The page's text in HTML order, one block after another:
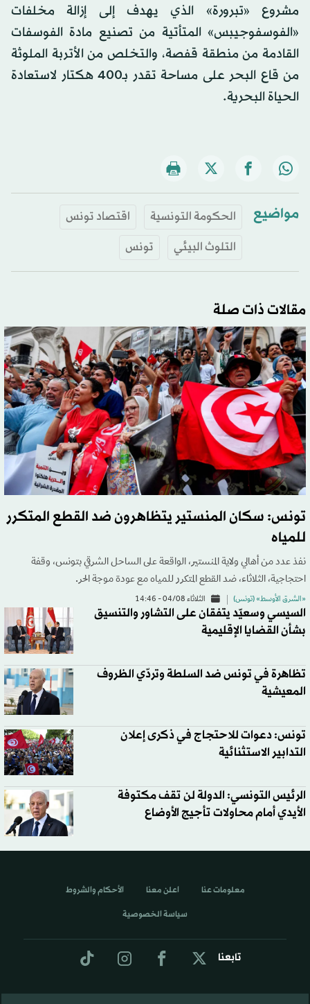
مشروع «تبرورة» الذي يهدف إلى إزالة مخلفات
«الفوسفوجيبس» المتأتية من تصنيع مادة الفوسفات
القادمة من منطقة قفصة، والتخلص من الأتربة الملوثة
من قاع البحر على مساحة تقدر بـ400 هكتار لاستعادة
الحياة البحرية.
مواضيع الحكومة التونسية
اقتصاد تونس
التلوث البيئي
تونس
مقالات ذات صلة
تونس: سكان المنستير يتظاهرون ضد القطع المتكرر
للمياه
نفذ عدد من أهالي ولاية المنستير، الواقعة على الساحل الشرقي بتونس، وقفة
احتجاجية، الثلاثاء، ضد القطع المتكرر للمياه مع عودة موجة الحر.
«الشرق الأوسط» (تونس) الثلاثاء 04/08 - 14:46
السيسي وسعيّد يتفقان على التشاور والتنسيق
بشأن القضايا الإقليمية
تظاهرة في تونس ضد السلطة وتردّي الظروف
المعيشية
تونس: دعوات للاحتجاج في ذكرى إعلان
التدابير الاستثنائية
الرئيس التونسي: الدولة لن تقف مكتوفة
الأيدي أمام محاولات تأجيج الأوضاع
تابعنا
معلومات عنا اعلن معنا الأحكام والشروط
سياسة الخصوصية